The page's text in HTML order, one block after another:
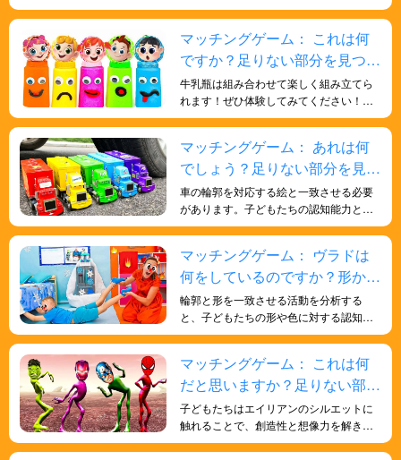
め、記憶力や反応能力を鍛え、脳を訓練
マッチングゲーム： これは何
ですか？足りない部分を見つけ
よう！
牛乳瓶は組み合わせて楽しく組み立てら
れます！ぜひ体験してみてください！こ
のゲームは、お子様が様々な形を理解
た、アイテムを比較して組み合わせを合
わせるという概念も理解できます。
マッチングゲーム： あれは何
でしょう？足りない部分を見つ
けよう！
車の輪郭を対応する絵と一致させる必要
があります。子どもたちの認知能力と問
題解決能力を向上させ、記憶力と細部へ
マッチングゲーム： ヴラドは
何をしているのですか？形から
推測してみよう！
輪郭と形を一致させる活動を分析する
と、子どもたちの形や色に対する認知的
理解が深まるだけでなく、観察力、分析
達に有益なトレーニングになります。
マッチングゲーム： これは何
だと思いますか？足りない部分
を見つけよう！
子どもたちはエイリアンのシルエットに
触れることで、創造性と想像力を解き放
ちます。シルエットからエイリアンの全